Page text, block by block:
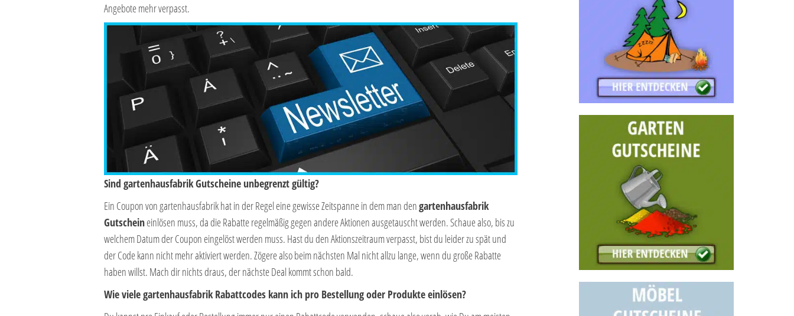
Angebote mehr verpasst.
Sind gartenhausfabrik Gutscheine unbegrenzt gültig?
Ein Coupon von gartenhausfabrik hat in der Regel eine gewisse Zeitspanne in dem man dengartenhausfabrik
Gutscheineinlösen muss, da die Rabatte regelmäßig gegen andere Aktionen ausgetauscht werden. Schaue also, bis zu
welchem Datum der Coupon eingelöst werden muss. Hast du den Aktionszeitraum verpasst, bist du leider zu spät und
der Code kann nicht mehr aktiviert werden. Zögere also beim nächsten Mal nicht allzu lange, wenn du große Rabatte
haben willst. Mach dir nichts draus, der nächste Deal kommt schon bald.
Wie viele gartenhausfabrik Rabattcodes kann ich pro Bestellung oder Produkte einlösen?